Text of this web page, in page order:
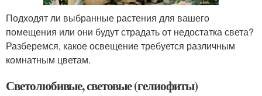
Подходят ли выбранные растения для вашего
помещения или они будут страдать от недостатка света?
Разберемся, какое освещение требуется различным
комнатным цветам.
Светолюбивые, световые (гелиофиты)